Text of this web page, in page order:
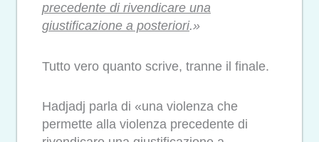
precedente di rivendicare una
giustificazione a posteriori.»
Tutto vero quanto scrive, tranne il finale.
Hadjadj parla di «una violenza che
permette alla violenza precedente di